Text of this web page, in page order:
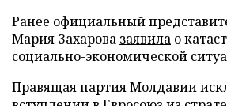
Ранее официальный
Мария Захарова заявила о
социально-экономической
Правящая партия Молдавии